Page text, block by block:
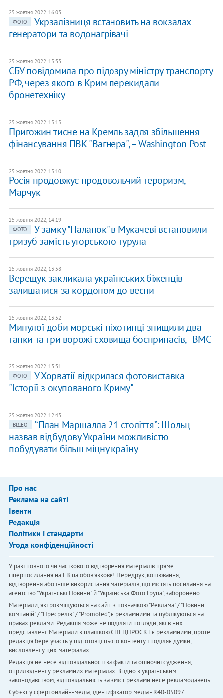
25 жовтня 2022, 16:03
ФОТО
Укрзалізниця встановить на вокзалах
генератори та водонагрівачі
25 жовтня 2022, 15:33
​СБУ повідомила про підозру міністру транспорту
РФ, через якого в Крим перекидали
бронетехніку
25 жовтня 2022, 15:15
Пригожин тисне на Кремль задля збільшення
фінансування ПВК "Вагнера", – Washington Post
25 жовтня 2022, 15:10
Росія продовжує продовольчий тероризм, –
Марчук
25 жовтня 2022, 14:19
ФОТО
​У замку "Паланок" в Мукачеві встановили
тризуб замість угорського турула
25 жовтня 2022, 13:58
Верещук закликала українських біженців
залишатися за кордоном до весни
25 жовтня 2022, 13:52
Минулої доби морські піхотинці знищили два
танки та три ворожі сховища боєприпасів, - ВМС
25 жовтня 2022, 13:31
ФОТО
У Хорватії відкрилася фотовиставка
"Історії з окупованого Криму"
25 жовтня 2022, 12:43
ВІДЕО
“План Маршалла 21 століття”: Шольц
назвав відбудову України можливістю
побудувати більш міцну країну
Про нас
Реклама на сайті
Івенти
Редакція
Політики і стандарти
Угода конфіденційності
У разі повного чи часткового відтворення матеріалів пряме
гіперпосилання на LB.ua обов'язкове! Передрук, копіювання,
відтворення або інше використання матеріалів, що містять посилання на
агентство "Українськi Новини" й "Українська Фото Група", заборонено.
Матеріали, які розміщуються на сайті з позначкою "Реклама" / "Новини
компаній" / "Пресреліз" / "Promoted", є рекламними та публікуються на
правах реклами. Редакція може не поділяти погляди, які в них
представлені. Матеріали з плашкою СПЕЦПРОЄКТ є рекламними, проте
редакція бере участь у підготовці цього контенту і поділяє думки,
висловлені у цих матеріалах.
Редакція не несе відповідальності за факти та оціночні судження,
оприлюднені у рекламних матеріалах. Згідно з українським
законодавством, відповідальність за зміст реклами несе рекламодавець.
Cуб'єкт у сфері онлайн-медіа; ідентифікатор медіа - R40-05097